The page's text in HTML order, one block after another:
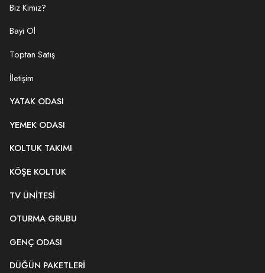
Biz Kimiz?
Bayi Ol
Toptan Satış
İletişim
YATAK ODASI
YEMEK ODASI
KOLTUK TAKIMI
KÖŞE KOLTUK
TV ÜNITESI
OTURMA GRUBU
GENÇ ODASI
DÜĞÜN PAKETLERI